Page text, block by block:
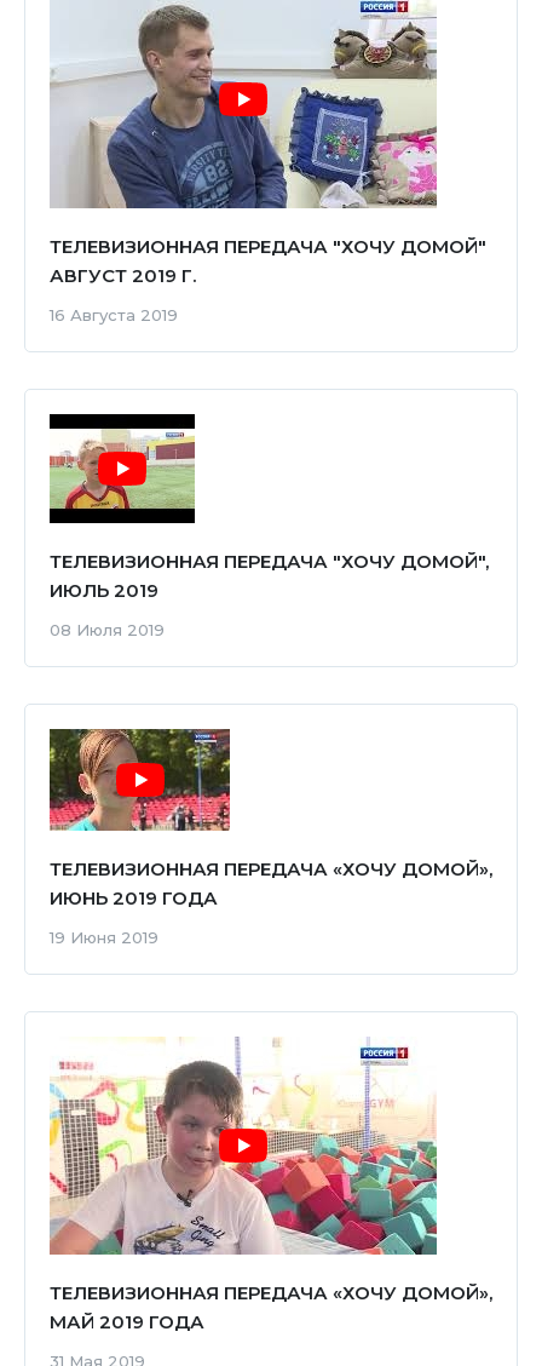
ТЕЛЕВИЗИОННАЯ ПЕРЕДАЧА "ХОЧУ ДОМОЙ"
АВГУСТ 2019 Г.
16 Августа 2019
ТЕЛЕВИЗИОННАЯ ПЕРЕДАЧА "ХОЧУ ДОМОЙ",
ИЮЛЬ 2019
08 Июля 2019
ТЕЛЕВИЗИОННАЯ ПЕРЕДАЧА «ХОЧУ ДОМОЙ»,
ИЮНЬ 2019 ГОДА
19 Июня 2019
ТЕЛЕВИЗИОННАЯ ПЕРЕДАЧА «ХОЧУ ДОМОЙ»,
МАЙ 2019 ГОДА
31 Мая 2019